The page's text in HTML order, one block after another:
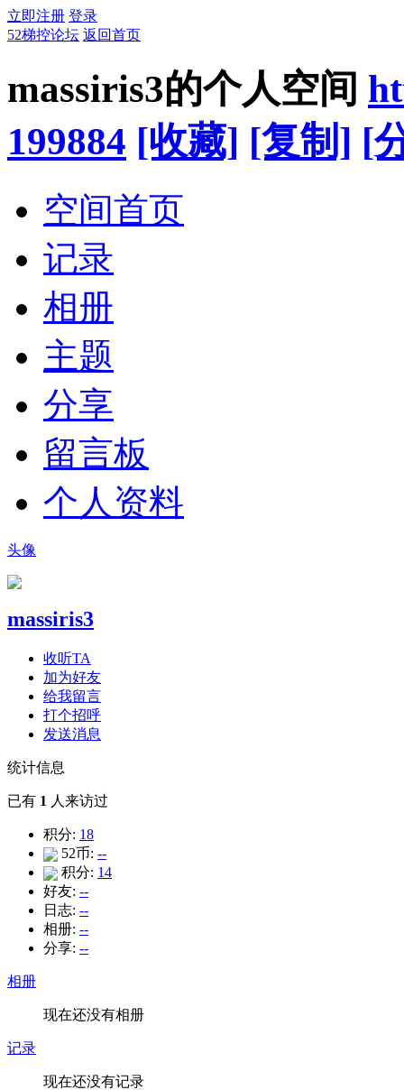
立即注册 登录
52梯控论坛 返回首页
massiris3的个人空间
199884 [收藏] [复制] [
空间首页
记录
相册
主题
分享
留言板
个人资料
头像
massiris3
收听TA
加为好友
给我留言
打个招呼
发送消息
统计信息
已有 1 人来访过
积分: 18
52币: --
积分: 14
好友: --
日志: --
相册: --
分享: --
相册
现在还没有相册
记录
现在还没有记录